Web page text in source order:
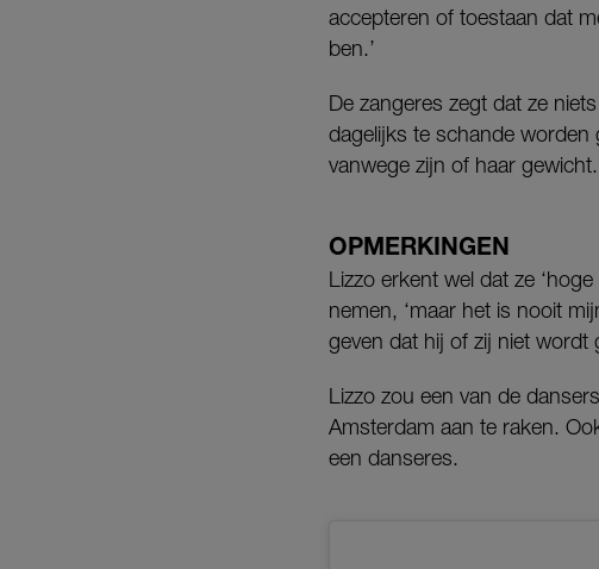
accepteren of toestaan ​​dat
ben.’
De zangeres zegt dat ze
dagelijks te schande
vanwege zijn of haar
OPMERKINGEN
Lizzo erkent wel dat ze
nemen, ‘maar het is nooit
geven dat hij of zij niet wordt
Lizzo zou een van de
Amsterdam aan te raken.
een danseres.